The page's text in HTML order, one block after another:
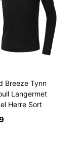
Breeze Tynn
Langermet
Herre Sort